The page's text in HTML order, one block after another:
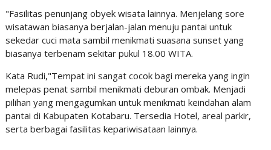
"Fasilitas penunjang obyek wisata lainnya. Menjelang sore
wisatawan biasanya berjalan-jalan menuju pantai untuk
sekedar cuci mata sambil menikmati suasana sunset yang
biasanya terbenam sekitar pukul 18.00 WITA.
Kata Rudi,"Tempat ini sangat cocok bagi mereka yang ingin
melepas penat sambil menikmati deburan ombak. Menjadi
pilihan yang mengagumkan untuk menikmati keindahan alam
pantai di Kabupaten Kotabaru. Tersedia Hotel, areal parkir,
serta berbagai fasilitas kepariwisataan lainnya.